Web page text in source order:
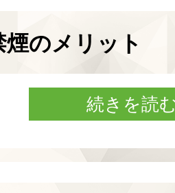
煙のメリット
続きを読